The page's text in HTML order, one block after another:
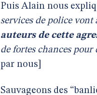
Puis Alain nous
services de police
auteurs de cette
de fortes chances
par nous]
Sauvageons des